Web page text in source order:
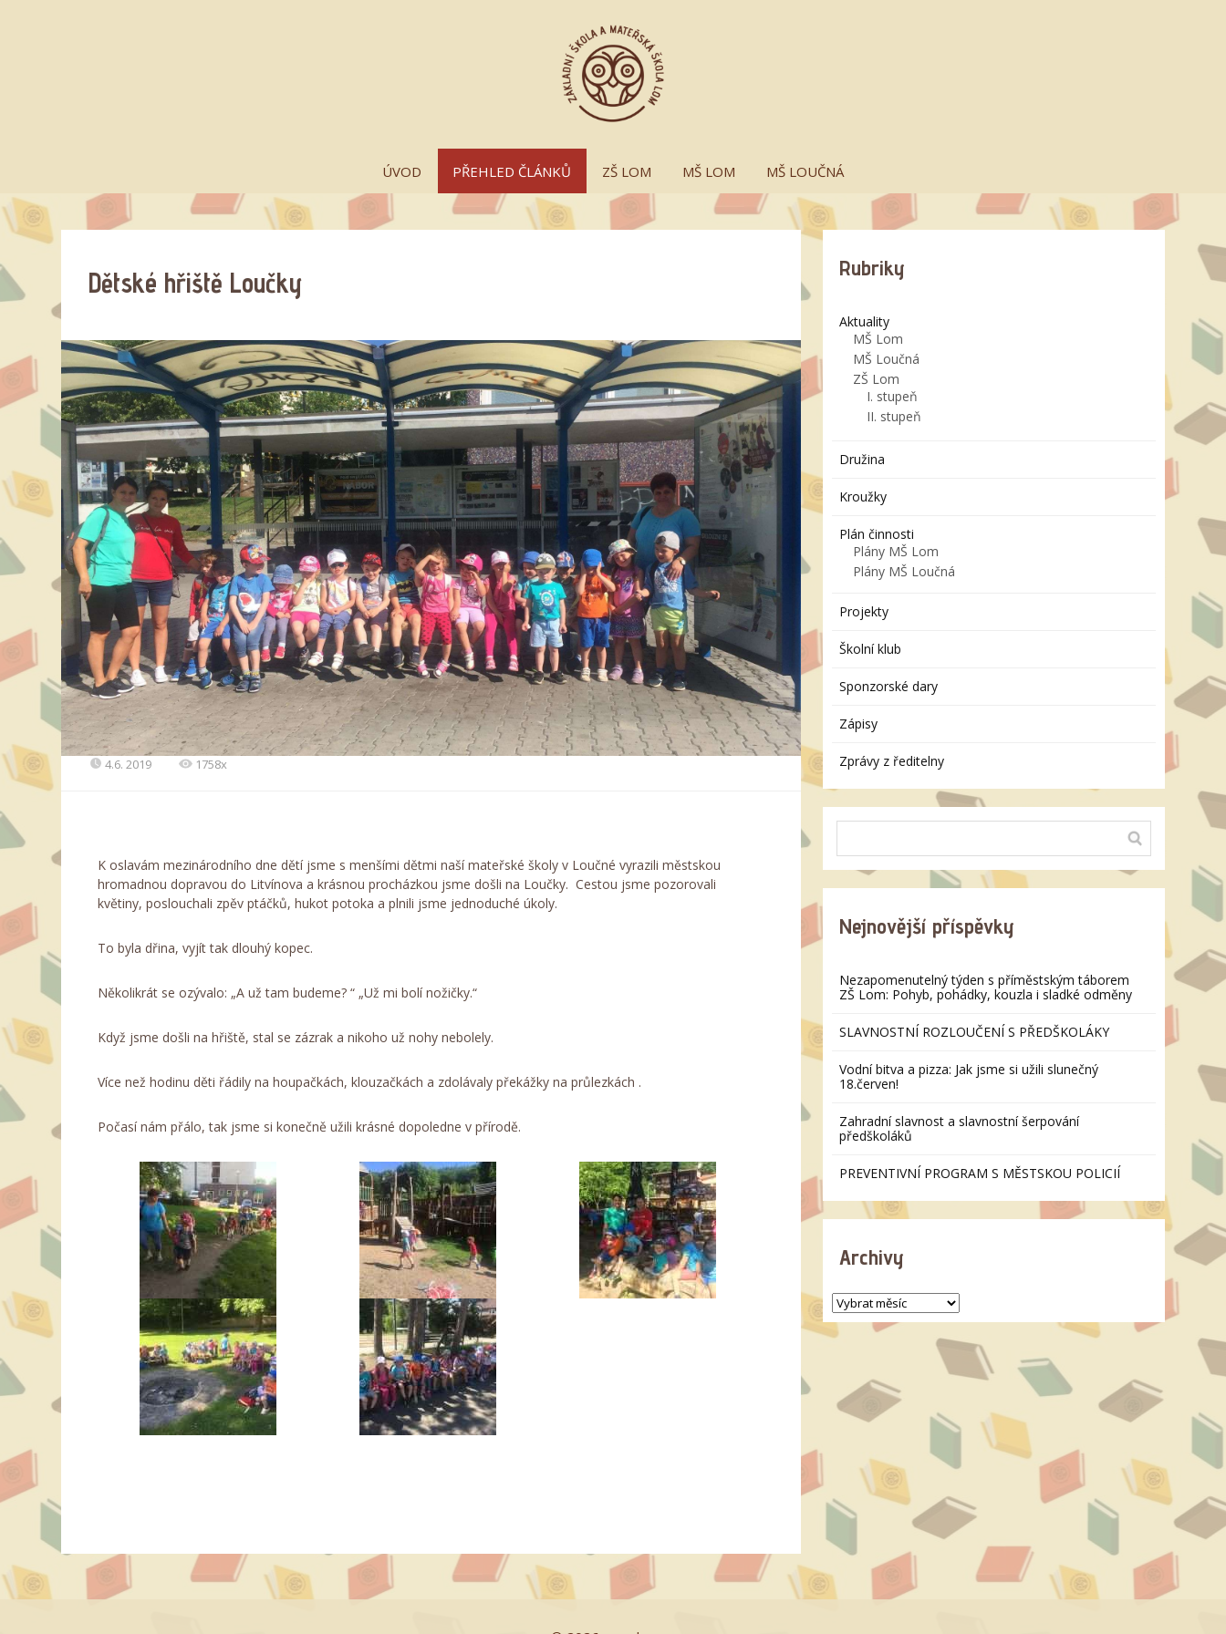
ÚVOD PŘEHLED ČLÁNKŮ ZŠ LOM MŠ LOM MŠ LOUČNÁ
Dětské hřiště Loučky
4.6. 2019 1758x
K oslavám mezinárodního dne dětí jsme s menšími dětmi naší mateřské školy v Loučné vyrazili městskou
hromadnou dopravou do Litvínova a krásnou procházkou jsme došli na Loučky. Cestou jsme pozorovali
květiny, poslouchali zpěv ptáčků, hukot potoka a plnili jsme jednoduché úkoly.
To byla dřina, vyjít tak dlouhý kopec.
Několikrát se ozývalo: „A už tam budeme? “ „Už mi bolí nožičky.“
Když jsme došli na hřiště, stal se zázrak a nikoho už nohy nebolely.
Více než hodinu děti řádily na houpačkách, klouzačkách a zdolávaly překážky na průlezkách .
Počasí nám přálo, tak jsme si konečně užili krásné dopoledne v přírodě.
Rubriky
Aktuality
MŠ Lom
MŠ Loučná
ZŠ Lom
I. stupeň
II. stupeň
Družina
Kroužky
Plán činnosti
Plány MŠ Lom
Plány MŠ Loučná
Projekty
Školní klub
Sponzorské dary
Zápisy
Zprávy z ředitelny
Nejnovější příspěvky
Nezapomenutelný týden s příměstským táborem
ZŠ Lom: Pohyb, pohádky, kouzla i sladké odměny
SLAVNOSTNÍ ROZLOUČENÍ S PŘEDŠKOLÁKY
Vodní bitva a pizza: Jak jsme si užili slunečný
18.červen!
Zahradní slavnost a slavnostní šerpování
předškoláků
PREVENTIVNÍ PROGRAM S MĚSTSKOU POLICIÍ
Archivy